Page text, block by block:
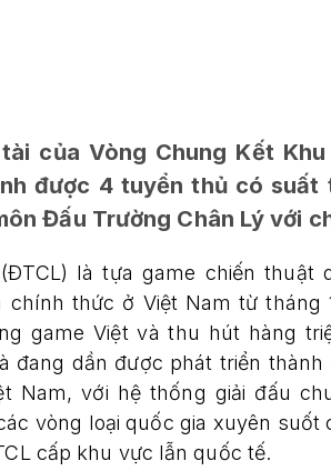
của Vòng Chung Kết
được 4 tuyển thủ có suất
Đấu Trường Chân Lý với
(ĐTCL) là tựa game chiến thuật
chính thức ở Việt Nam từ tháng
game Việt và thu hút hàng
đang dần được phát triển
Nam, với hệ thống giải đấu
vòng loại quốc gia xuyên
cấp khu vực lẫn quốc tế.